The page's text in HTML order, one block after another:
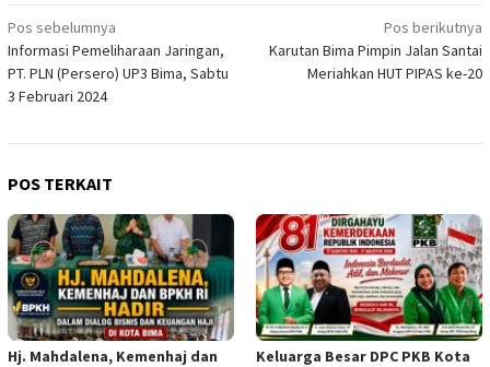
Navigasi
pos
Pos sebelumnya
Informasi Pemeliharaan Jaringan,
PT. PLN (Persero) UP3 Bima, Sabtu
3 Februari 2024
Pos berikutnya
Karutan Bima Pimpin Jalan Santai
Meriahkan HUT PIPAS ke-20
POS TERKAIT
Hj. Mahdalena, Kemenhaj dan
Keluarga Besar DPC PKB Kota